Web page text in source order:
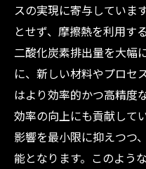
スの実現に寄与していま
とせず、摩擦熱を利用す
二酸化炭素排出量を大幅
に、新しい材料やプロセ
はより効率的かつ高精度
効率の向上にも貢献して
影響を最小限に抑えつつ
能となります。このよう